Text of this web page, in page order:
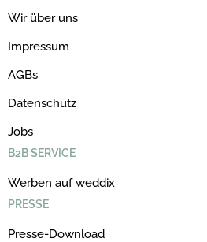
Wir über uns
Impressum
AGBs
Datenschutz
Jobs
B2B SERVICE
Werben auf weddix
PRESSE
Presse-Download